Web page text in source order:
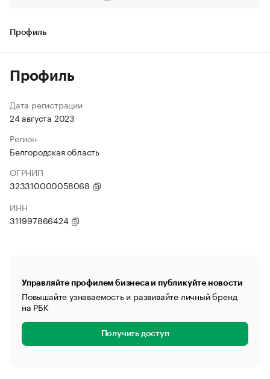
Профиль
Профиль
Дата регистрации
24 августа 2023
Регион
Белгородская область
ОГРНИП
323310000058068
ИНН
311997866424
Управляйте профилем бизнеса и публикуйте новости
Повышайте узнаваемость и развивайте личный бренд
на РБК
Получить доступ